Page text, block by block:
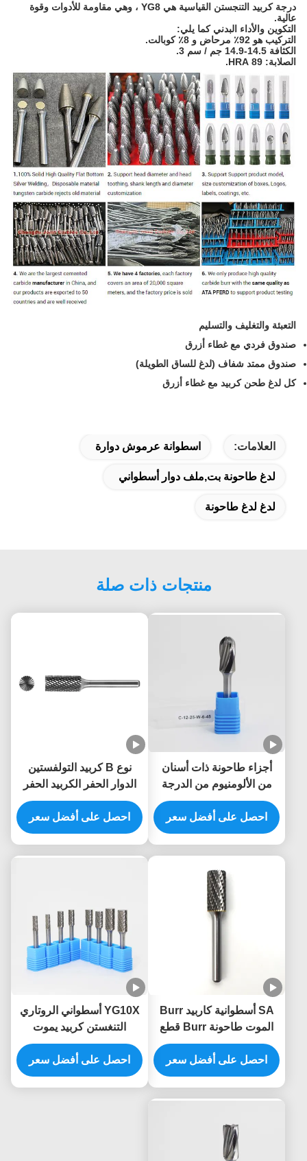
درجة كربيد التنجستن القياسية هي YG8 ، وهي مقاومة للأدوات وقوة
عالية.
التكوين والأداء البدني كما يلي:
التركيب هو 92٪ مرحاض و 8٪ كوبالت.
الكثافة 14.5-14.9 جم / سم 3.
الصلابة: 89 HRA.
التعبئة والتغليف والتسليم
صندوق فردي مع غطاء أزرق
صندوق ممتد شفاف (لدغ للساق الطويلة)
كل لدغ طحن كربيد مع غطاء أزرق
العلامات: اسطوانة عرموش دوارة
لدغ طاحونة بت,ملف دوار أسطواني
لدغ لدغ طاحونة
منتجات ذات صلة
أجزاء طاحونة ذات أسنان
من الألومنيوم من الدرجة
YG8 مع قاعدة 6MM لقطع
المعادن وطحنها
احصل على أفضل سعر
نوع B كربيد التولفستين
الدوار الحفر الكربيد الحفر
-القطع النهائي الأسطواني
احصل على أفضل سعر
SA أسطوانية كاربيد Burr
الموت طاحونة Burr قطع
على 1/4 "شنجات صلابة
تأثير
احصل على أفضل سعر
YG10X أسطواني الروتاري
التنغستن كربيد يموت
طاحونة بت لقطع الخشب
نحت ISO9001
احصل على أفضل سعر